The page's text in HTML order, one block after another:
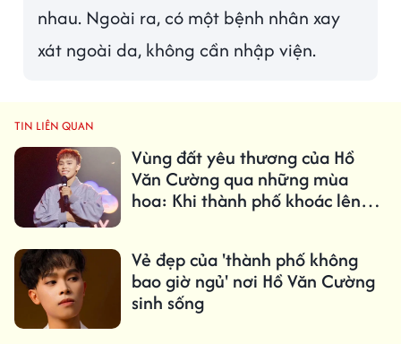
nhau. Ngoài ra, có một bệnh nhân xay
xát ngoài da, không cần nhập viện.
TIN LIÊN QUAN
Vùng đất yêu thương của Hồ
Văn Cường qua những mùa
hoa: Khi thành phố khoác lên
Vẻ đẹp của 'thành phố không
bao giờ ngủ' nơi Hồ Văn Cường
sinh sống